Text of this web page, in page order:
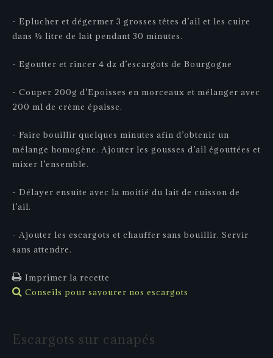
- Eplucher et dégermer 3 grosses têtes d’ail et les cuire
dans ½ litre de lait pendant 30 minutes.
- Egoutter et rincer 4 dz d’escargots de Bourgogne
- Couper 200g d’Epoisses en morceaux et mélanger avec
200 ml de crème épaisse.
- Faire bouillir quelques minutes afin d’obtenir un
mélange homogène. Ajouter les gousses d’ail égouttées et
mixer l’ensemble.
- Délayer ensuite avec la moitié du lait de cuisson de
l’ail.
- Ajouter les escargots et chauffer sans bouillir. Servir
sans attendre.
Imprimer la recette
Conseils pour savourer nos escargots
Escargots sur canapés